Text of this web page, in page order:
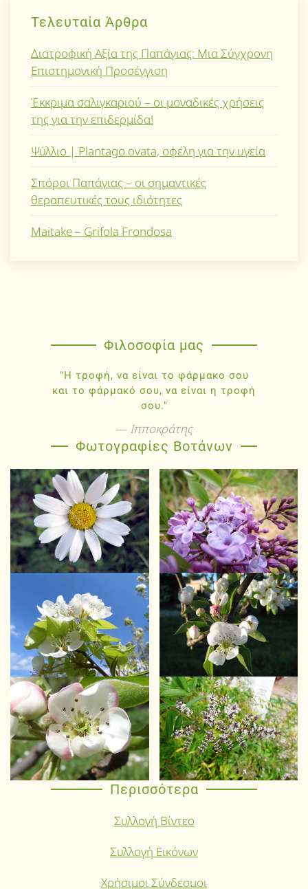
Τελευταία Άρθρα
Διατροφική Αξία της Παπάγιας: Μια Σύγχρονη
Επιστημονική Προσέγγιση
Έκκριμα σαλιγκαριού – οι μοναδικές χρήσεις
της για την επιδερμίδα!
Ψύλλιο | Plantago ovata, οφέλη για την υγεία
Σπόροι Παπάγιας – οι σημαντικές
θεραπευτικές τους ιδιότητες
Maitake – Grifola Frondosa
Φιλοσοφία μας
"Η τροφή, να είναι το φάρμακο σου
και το φάρμακό σου, να είναι η τροφή
σου."
Ιπποκράτης
Φωτογραφίες Βοτάνων
Περισσότερα
Συλλογή Βίντεο
Συλλογή Εικόνων
Χρήσιμοι Σύνδεσμοι